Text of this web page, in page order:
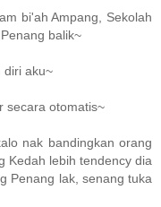
bi'ah Ampang, Sekolah
balik~
diri aku~
secara otomatis~
nak bandingkan orang
Kedah lebih tendency dia
Penang lak, senang tuka